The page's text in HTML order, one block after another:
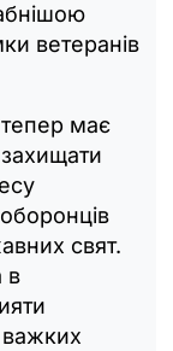
ветеранів
має
свят.
в
важких